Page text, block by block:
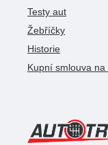
Testy aut
Žebříčky
Historie
Kupní smlouva na